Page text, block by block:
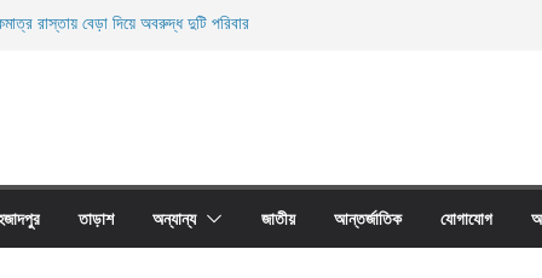
রাস্তায় বেড়া দিয়ে অবরুদ্ধ দুটি পরিবার
তাড়াশ অন্যান্য জাতীয় আন্তর্জাতিক যোগাযোগ